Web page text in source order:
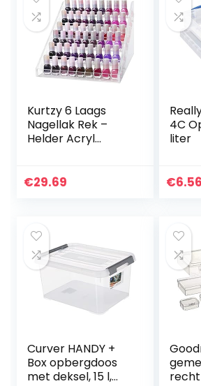
Kurtzy 6 Laags
Nagellak Rek –
Helder Acryl
Houdt tot op 60
€29.69
4C
liter
€6.56
Curver HANDY +
Box opbergdoos
met deksel, 15 l,